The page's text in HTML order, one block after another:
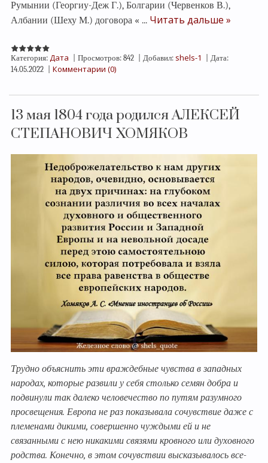
Румынии (Георгиу-Деж Г.), Болгарии (Червенков В.),
Албании (Шеху М.) договора « ... Читать дальше »
Категория: Дата Просмотров: 842 Добавил: shels-1
Дата:
14.05.2022
Комментарии (0)
13 мая 1804 года родился АЛЕКСЕЙ
СТЕПАНОВИЧ ХОМЯКОВ
Трудно объяснить эти враждебные чувства в западных
народах, которые развили у себя столько семян добра и
подвинули так далеко человечество по путям разумного
просвещения. Европа не раз показывала сочувствие даже с
племенами дикими, совершенно чуждыми ей и не
связанными с нею никакими связями кровного или духовного
родства. Конечно, в этом сочувствии высказывалось все-